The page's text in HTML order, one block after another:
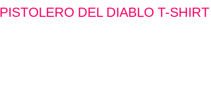
PISTOLERO DEL DIABLO T-SHIRT